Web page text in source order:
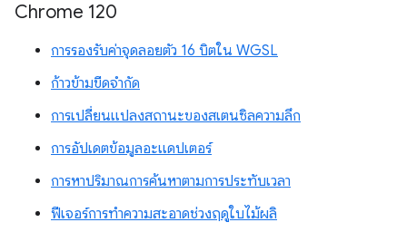
Chrome 120
การรองรับค่าจุดลอยตัว 16 บิตใน WGSL
ก้าวข้ามขีดจำกัด
การเปลี่ยนแปลงสถานะของสเตนซิลความลึก
การอัปเดตข้อมูลอะแดปเตอร์
การหาปริมาณการค้นหาตามการประทับเวลา
ฟีเจอร์การทำความสะอาดช่วงฤดูใบไม้ผลิ